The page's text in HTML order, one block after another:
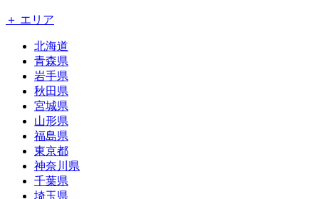
＋ エリア
北海道
青森県
岩手県
秋田県
宮城県
山形県
福島県
東京都
神奈川県
千葉県
埼玉県